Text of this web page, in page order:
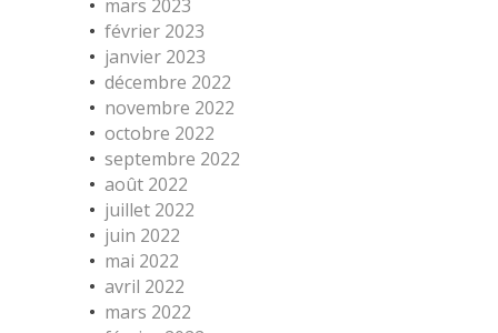
mars 2023
février 2023
janvier 2023
décembre 2022
novembre 2022
octobre 2022
septembre 2022
août 2022
juillet 2022
juin 2022
mai 2022
avril 2022
mars 2022